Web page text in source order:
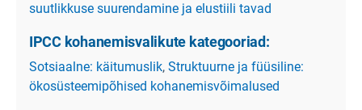
suutlikkuse suurendamine ja elustiili tavad
IPCC kohanemisvalikute kategooriad:
Sotsiaalne: käitumuslik, Struktuurne ja füüsiline:
ökosüsteemipõhised kohanemisvõimalused